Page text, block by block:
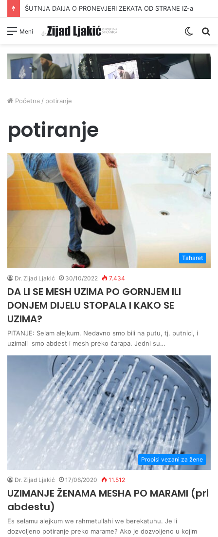
ŠUTNJA DAIJA O PRONEVJERI ZEKATA OD STRANE IZ-a
Meni
Switch
Početna / potiranje
potiranje
Taharet
Dr. Zijad Ljakić 30/10/2022 7.434
DA LI SE MESH UZIMA PO GORNJEM ILI
DONJEM DIJELU STOPALA I KAKO SE
UZIMA?
PITANJE: Selam alejkum. Nedavno smo bili na putu, tj. putnici, i
uzimali smo abdest i mesh preko čarapa. Jedni su…
Propisi vezani za žene
Dr. Zijad Ljakić 17/06/2020 11.512
UZIMANJE ŽENAMA MESHA PO MARAMI (pri
abdestu)
Es selamu alejkum we rahmetullahi we berekatuhu. Je li
dozvoljeno potiranje preko marame? Ako je dozvoljeno u kojim